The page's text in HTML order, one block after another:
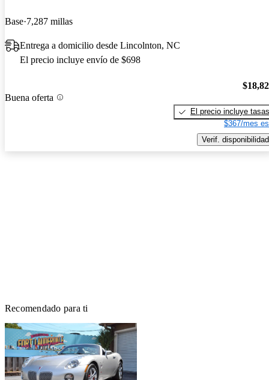
Base 7,287 millas
Entrega a domicilio desde Lincolnton, NC
El precio incluye envío de $698
Buena oferta
El precio incluye tasas
$367/mes
Verif. disponibilidad
Recomendado para ti